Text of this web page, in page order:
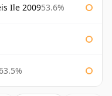
Ile 200953.6%